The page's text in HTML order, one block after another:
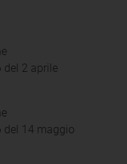
del 2 aprile
del 14 maggio